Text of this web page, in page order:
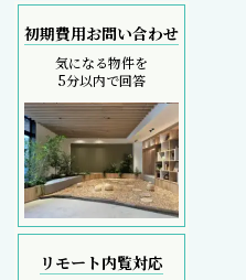
初期費用お問い合わせ
気になる物件を
5分以内で回答
リモート内覧対応